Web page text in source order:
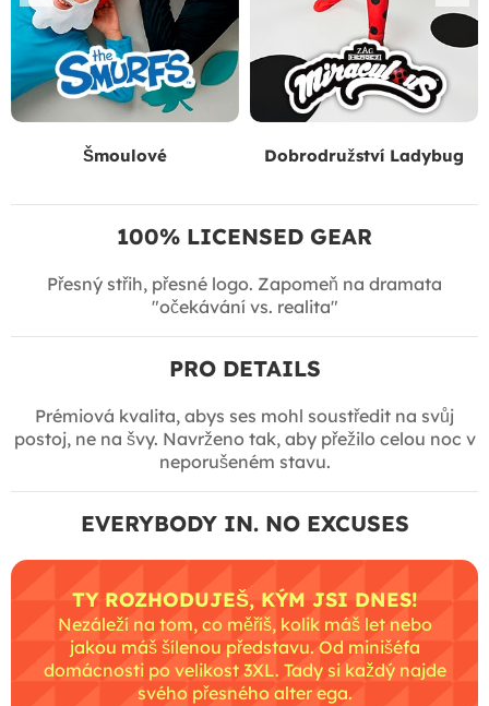
Šmoulové Dobrodružství Ladybug
100% LICENSED GEAR
Přesný střih, přesné logo. Zapomeň na dramata
"očekávání vs. realita"
PRO DETAILS
Prémiová kvalita, abys ses mohl soustředit na svůj
postoj, ne na švy. Navrženo tak, aby přežilo celou noc v
neporušeném stavu.
EVERYBODY IN. NO EXCUSES
TY ROZHODUJEŠ, KÝM JSI DNES!
Nezáleží na tom, co měříš, kolik máš let nebo
jakou máš šílenou představu. Od minišéfa
domácnosti po velikost 3XL. Tady si každý najde
svého přesného alter ega.